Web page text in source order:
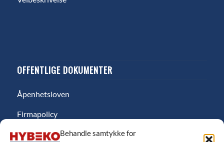
Behandle samtykke for
OFFENTLIGE DOKUMENTER
Åpenhetsloven
Firmapolicy
Miljø